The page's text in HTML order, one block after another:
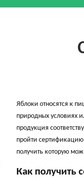
Яблоки относятся к
природных условиях
продукция
пройти
получить которую
Как получить